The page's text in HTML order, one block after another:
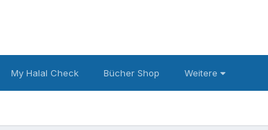
My Halal Check Bücher Shop Weitere